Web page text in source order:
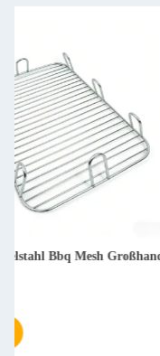
Verarbeiteter